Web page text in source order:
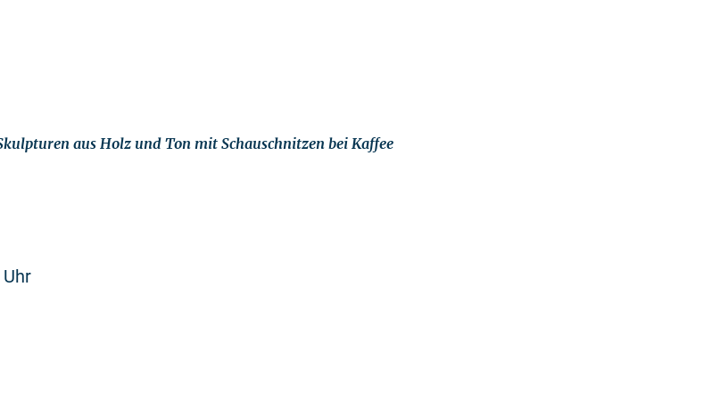
aus Holz und Ton mit Schauschnitzen bei Kaffee